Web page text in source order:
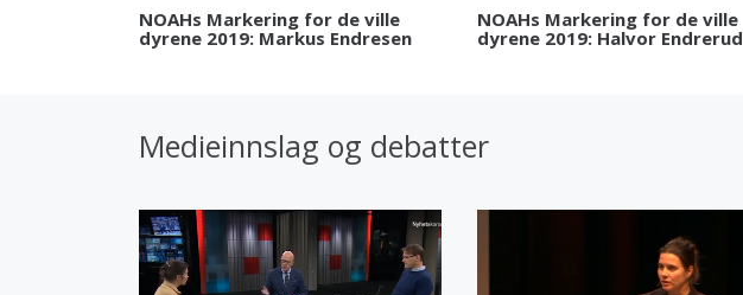
NOAHs Markering for de ville
dyrene 2019: Markus Endresen
NOAHs Markering for de ville
dyrene 2019: Halvor Endrerud
Medieinnslag og debatter